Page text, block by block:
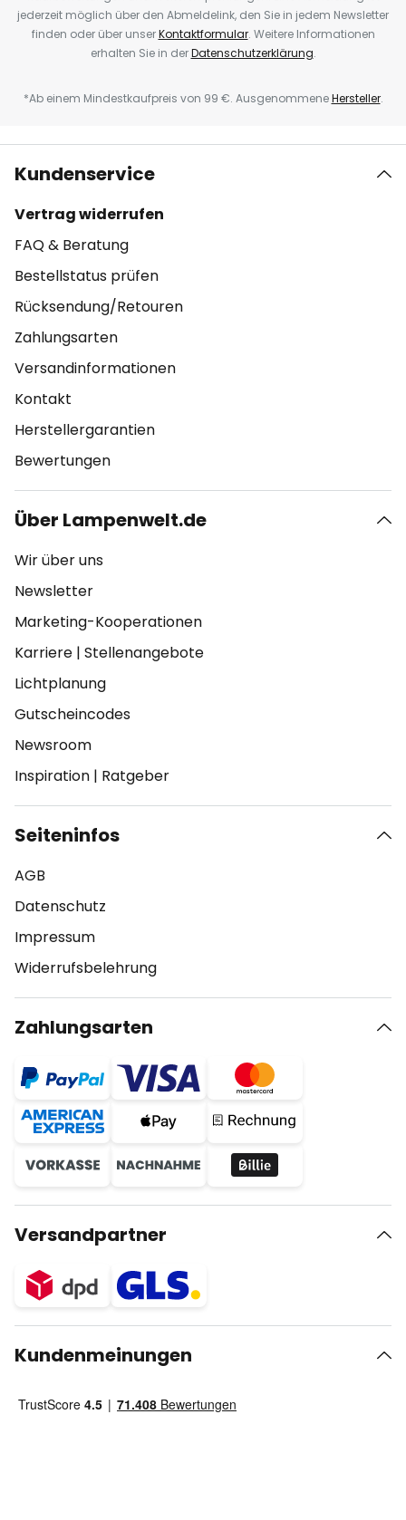
jederzeit möglich über den Abmeldelink, den Sie in jedem Newsletter
finden oder über unserKontaktformular. Weitere Informationen
erhalten Sie in derDatenschutzerklärung.
*Ab einem Mindestkaufpreis von 99 €. AusgenommeneHersteller.
Kundenservice
Vertrag widerrufen
FAQ & Beratung
Bestellstatus prüfen
Rücksendung/Retouren
Zahlungsarten
Versandinformationen
Kontakt
Herstellergarantien
Bewertungen
Über Lampenwelt.de
Wir über uns
Newsletter
Marketing-Kooperationen
Karriere | Stellenangebote
Lichtplanung
Gutscheincodes
Newsroom
Inspiration | Ratgeber
Seiteninfos
AGB
Datenschutz
Impressum
Widerrufsbelehrung
Zahlungsarten
Versandpartner
Kundenmeinungen